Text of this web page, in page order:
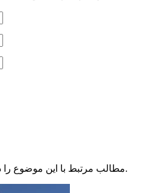
مطالب مرتبط با این موضوع را در این قسمت مطالعه نمایید.